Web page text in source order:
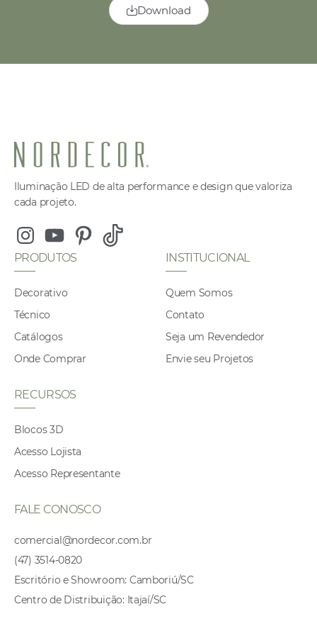
Download
Iluminação LED de alta performance e design que valoriza
cada projeto.
PRODUTOS
Decorativo
Técnico
Catálogos
Onde Comprar
INSTITUCIONAL
Quem Somos
Contato
Seja um Revendedor
Envie seu Projetos
RECURSOS
Blocos 3D
Acesso Lojista
Acesso Representante
FALE CONOSCO
comercial@nordecor.com.br
(47) 3514-0820
Escritório e Showroom: Camboriú/SC
Centro de Distribuição: Itajaí/SC